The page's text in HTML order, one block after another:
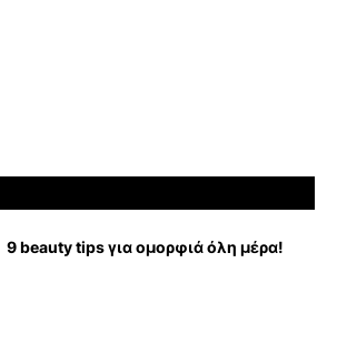
9 beauty tips για ομορφιά όλη μέρα!